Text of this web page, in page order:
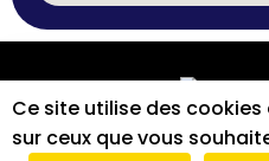
Ce site utilise des
sur ceux que vous